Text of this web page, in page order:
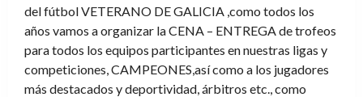
del fútbol VETERANO DE GALICIA ,como todos los
años vamos a organizar la CENA – ENTREGA de trofeos
para todos los equipos participantes en nuestras ligas y
competiciones, CAMPEONES,así como a los jugadores
más destacados y deportividad, árbitros etc., como